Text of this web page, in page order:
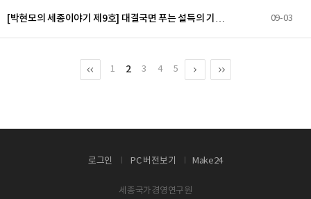
[박현모의 세종이야기 제9호] 대결국면 푸는 설득의 기… 09-03
1 2 3 4 5
로그인 PC 버전보기 Make24
세종국가경영연구원